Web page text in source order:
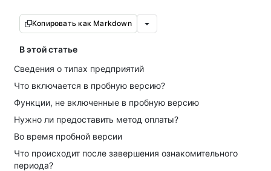
Копировать как Markdown
В этой статье
Сведения о типах предприятий
Что включается в пробную версию?
Функции, не включенные в пробную версию
Нужно ли предоставить метод оплаты?
Во время пробной версии
Что происходит после завершения ознакомительного
периода?